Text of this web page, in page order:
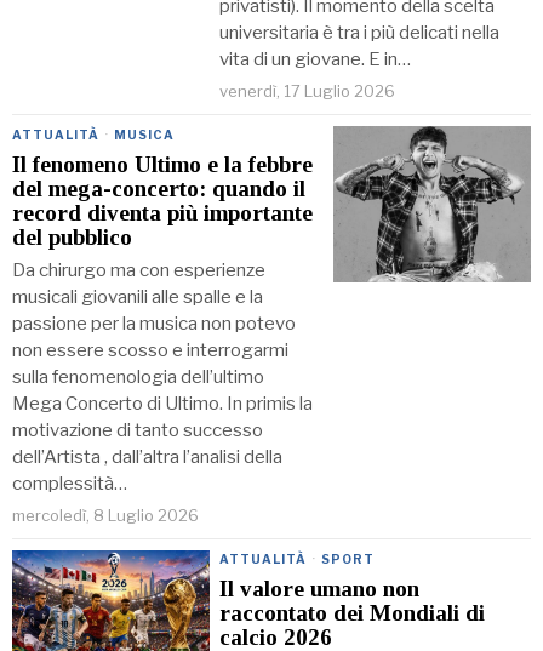
privatisti). Il momento della scelta
universitaria è tra i più delicati nella
vita di un giovane. E in…
venerdì, 17 Luglio 2026
ATTUALITÀ · MUSICA
Il fenomeno Ultimo e la febbre
del mega-concerto: quando il
record diventa più importante
del pubblico
Da chirurgo ma con esperienze
musicali giovanili alle spalle e la
passione per la musica non potevo
non essere scosso e interrogarmi
sulla fenomenologia dell’ultimo
Mega Concerto di Ultimo. In primis la
motivazione di tanto successo
dell’Artista , dall’altra l’analisi della
complessità…
mercoledì, 8 Luglio 2026
ATTUALITÀ · SPORT
Il valore umano non
raccontato dei Mondiali di
calcio 2026